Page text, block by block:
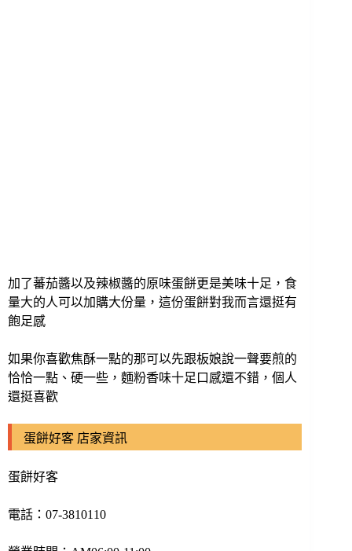
加了蕃茄醬以及辣椒醬的原味蛋餅更是美味十足，食
量大的人可以加購大份量，這份蛋餅對我而言還挺有
飽足感
如果你喜歡焦酥一點的那可以先跟板娘說一聲要煎的
恰恰一點、硬一些， 麵粉香味十足口感還不錯，個人
還挺喜歡
蛋餅好客 店家資訊
蛋餅好客
電話： 07-3810110